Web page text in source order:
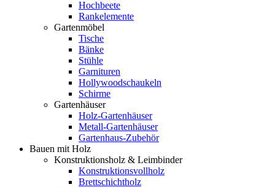
Hochbeete
Rankelemente
Gartenmöbel
Tische
Bänke
Stühle
Garnituren
Hollywoodschaukeln
Schirme
Gartenhäuser
Holz-Gartenhäuser
Metall-Gartenhäuser
Gartenhaus-Zubehör
Bauen mit Holz
Konstruktionsholz & Leimbinder
Konstruktionsvollholz
Brettschichtholz